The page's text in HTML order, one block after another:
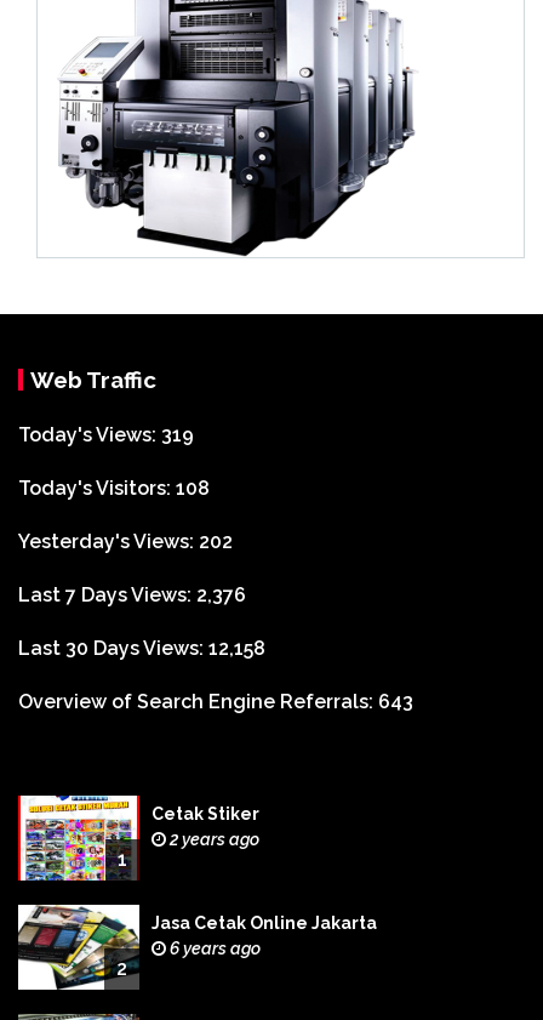
Web Traffic
Today's Views: 319
Today's Visitors: 108
Yesterday's Views: 202
Last 7 Days Views: 2,376
Last 30 Days Views: 12,158
Overview of Search Engine Referrals: 643
1
Cetak Stiker
2 years ago
2
Jasa Cetak Online Jakarta
6 years ago